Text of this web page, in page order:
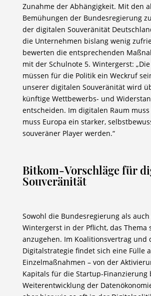
Zunahme der Abhängigkeit. Mit den
Bemühungen der Bundesregierung
der digitalen Souveränität
die Unternehmen bislang wenig
bewerten die entsprechenden
mit der Schulnote 5. Wintergerst:
müssen für die Politik ein Weckruf
unserer digitalen Souveränität wird
künftige Wettbewerbs- und
entscheiden. Im digitalen Raum
muss Europa ein starker,
souveräner Player werden.“
Bitkom-Vorschläge für
Souveränität
Sowohl die Bundesregierung als
Wintergerst in der Pflicht, das Thema
anzugehen. Im Koalitionsvertrag und
Digitalstrategie findet sich eine Fülle
Einzelmaßnahmen – von der
Kapitals für die Startup-Finanzierung
Weiterentwicklung der